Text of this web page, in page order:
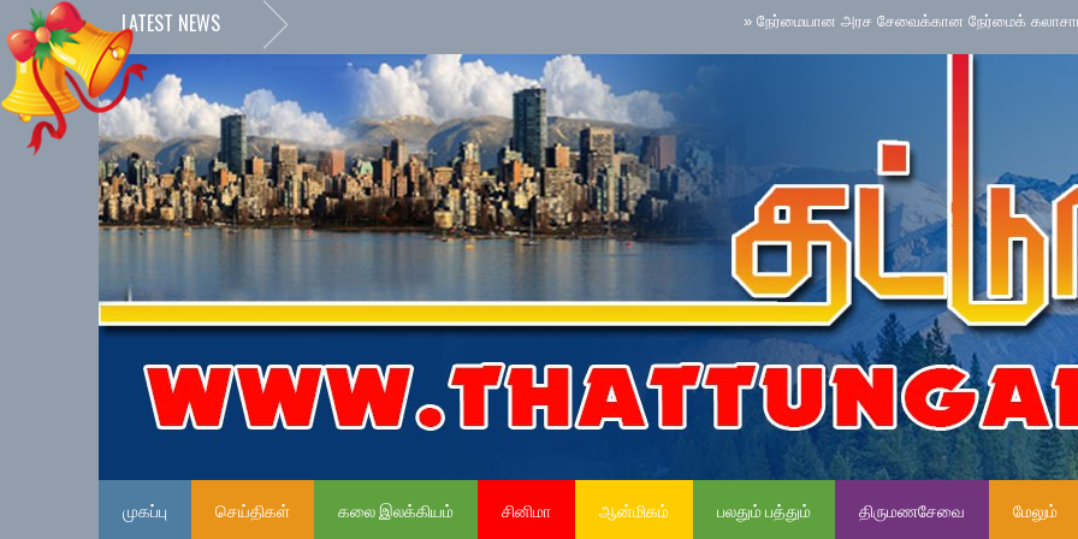
LATEST NEWS நேர்மையான அரச சேவைக்கான நேர்மைக் கலாசாரம் தேசிய
முகப்பு செய்திகள் கலை இலக்கியம் சினிமா ஆன்மிகம் பலதும் பத்தும் திருமணசேவை மேலும்